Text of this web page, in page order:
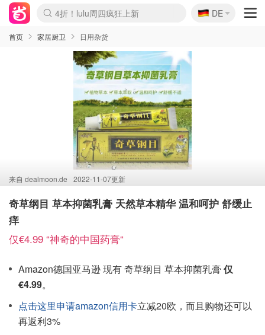
Boticinal 夏促开抢！
4折！lulu周四疯狂上新
还没结束！&OtherStories大促
Joybuy变相75折 随时失效
速领！Stanley独家85折
疑似霸哥！Camper额外叠85折
Zalando 奥莱闪促！每日更新
Moncler反季囤！5折起+叠9折
Coach Brooklyn仅€192
🇩🇪
DE
首页 家居厨卫 日用杂货
来自 dealmoon.de 2022-11-07更新
奇草纲目 草本抑菌乳膏 天然草本精华 温和呵护 舒缓止
痒
仅€4.99 “神奇的中国药膏“
Amazon德国亚马逊 现有 奇草纲目 草本抑菌乳膏 仅
€4.99。
点击这里申请amazon信用卡立减20欧，而且购物还可以
再返利3%